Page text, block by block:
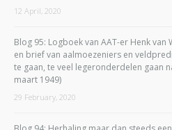
12 April, 2020
Blog 95: Logboek van AAT-er Henk
en brief van aalmoezeniers en
te gaan, te veel legeronderdelen gaan
maart 1949)
29 February, 2020